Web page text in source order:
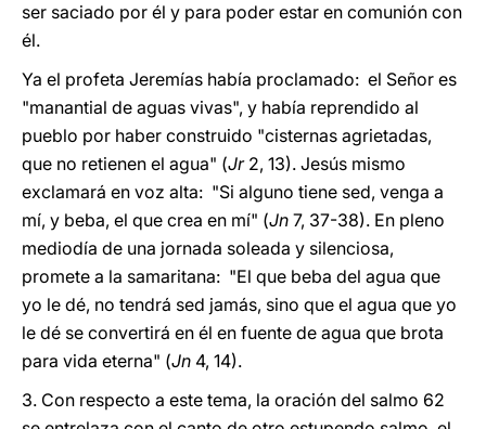
ser saciado por él y para poder estar en comunión con
él.
Ya el profeta Jeremías había proclamado: el Señor es
"manantial de aguas vivas", y había reprendido al
pueblo por haber construido "cisternas agrietadas,
que no retienen el agua" (Jr2, 13). Jesús mismo
exclamará en voz alta: "Si alguno tiene sed, venga a
mí, y beba, el que crea en mí" (Jn 7, 37-38). En pleno
mediodía de una jornada soleada y silenciosa,
promete a la samaritana: "El que beba del agua que
yo le dé, no tendrá sed jamás, sino que el agua que yo
le dé se convertirá en él en fuente de agua que brota
para vida eterna" (Jn 4, 14).
3. Con respecto a este tema, la oración del salmo 62